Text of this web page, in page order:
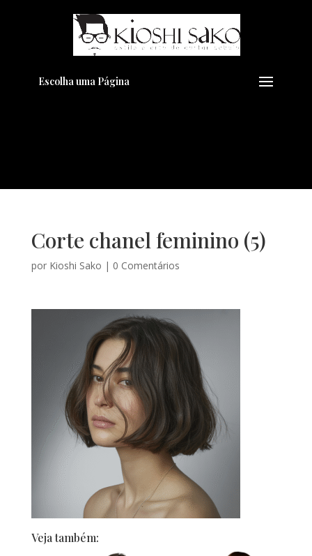
Escolha uma Página
Corte chanel feminino (5)
por Kioshi Sako | 0 Comentários
Veja também:
Pensando em transformar seu
Visual??